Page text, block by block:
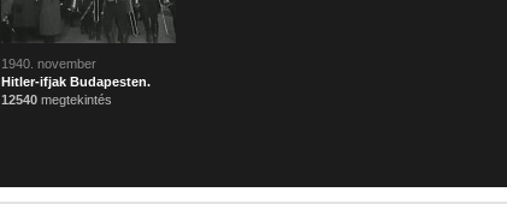
1940. november
Hitler-ifjak Budapesten.
12540megtekintés